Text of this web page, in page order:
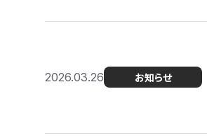
2026.03.26 お知らせ